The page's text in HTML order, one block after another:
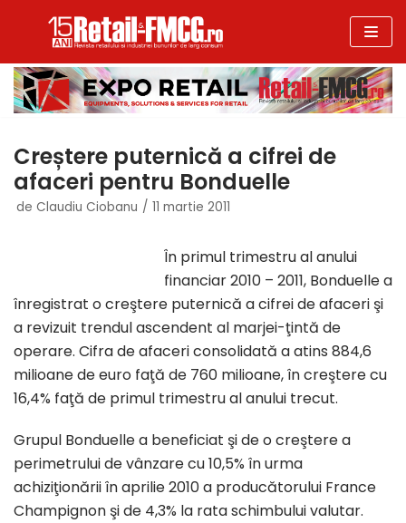
la
conținut
Creștere puternică a cifrei de
afaceri pentru Bonduelle
de Claudiu Ciobanu 11 martie 2011
În primul trimestru al anului
financiar 2010 – 2011, Bonduelle a
înregistrat o creştere puternică a cifrei de afaceri şi
a revizuit trendul ascendent al marjei-ţintă de
operare. Cifra de afaceri consolidată a atins 884,6
milioane de euro faţă de 760 milioane, în creştere cu
16,4% faţă de primul trimestru al anului trecut.
Grupul Bonduelle a beneficiat şi de o creştere a
perimetrului de vânzare cu 10,5% în urma
achiziţionării în aprilie 2010 a producătorului France
Champignon şi de 4,3% la rata schimbului valutar.